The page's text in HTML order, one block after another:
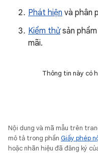
Phát hiện và phân
Kiểm thửsản phẩm
mãi.
Thông tin này có
Nội dung và mã mẫu trên
mô tả trong phần Giấy phép
hoặc nhãn hiệu đã đăng ký